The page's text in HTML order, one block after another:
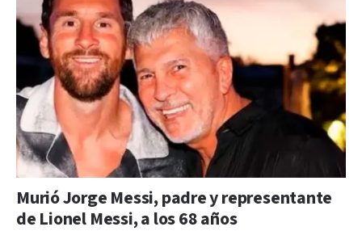
Murió Jorge Messi, padre y representante
de Lionel Messi, a los 68 años